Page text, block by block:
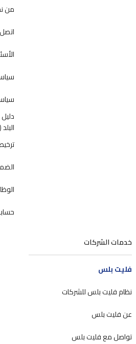
من
البلد (OE)
خدمات الشركات
فليت بلس
نظام فليت بلس للشركات
عن فليت بلس
تواصل مع فليت بلس